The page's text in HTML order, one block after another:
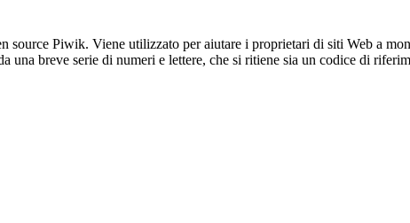
source Piwik. Viene utilizzato per aiutare i proprietari di siti Web a
una breve serie di numeri e lettere, che si ritiene sia un codice di